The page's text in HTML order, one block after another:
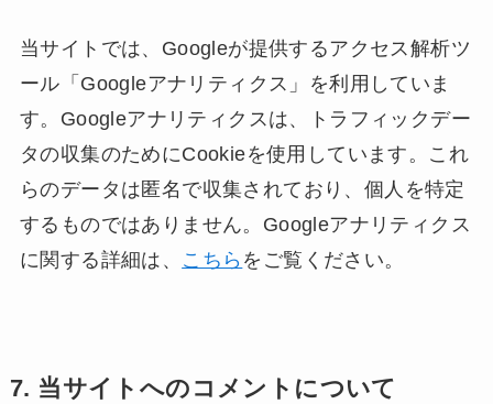
当サイトでは、Googleが提供するアクセス解析ツ
ール「Googleアナリティクス」を利用していま
す。Googleアナリティクスは、トラフィックデー
タの収集のためにCookieを使用しています。これ
らのデータは匿名で収集されており、個人を特定
するものではありません。Googleアナリティクス
に関する詳細は、 こちら をご覧ください。
7. 当サイトへのコメントについて